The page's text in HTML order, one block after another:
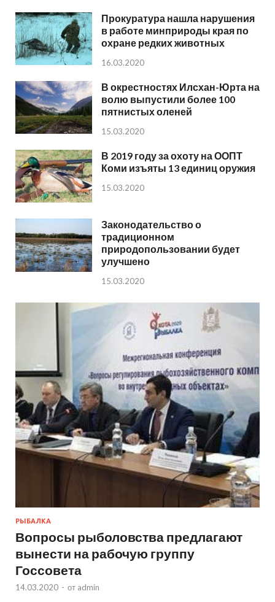
Прокуратура нашла нарушения
в работе минприроды края по
охране редких животных
16.03.2020
В окрестностях Илсхан-Юрта на
волю выпустили более 100
пятнистых оленей
15.03.2020
В 2019 году за охоту на ООПТ
Коми изъяты 13 единиц оружия
15.03.2020
Законодательство о
традиционном
природопользовании будет
улучшено
15.03.2020
РЫБАЛКА
Вопросы рыболовства предлагают
вынести на рабочую группу
Госсовета
14.03.2020 - от admin